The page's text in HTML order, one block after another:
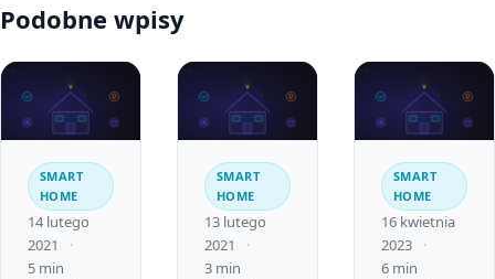
Podobne wpisy
SMART
HOME
14 lutego
2021
5 min
SMART
HOME
13 lutego
2021
3 min
SMART
HOME
16 kwietnia
2023
6 min